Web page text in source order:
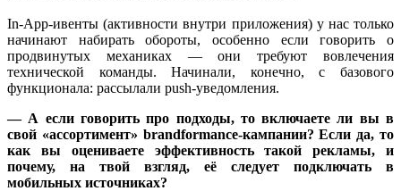
In-App-ивенты (активности внутри приложения) у нас только
начинают набирать обороты, особенно если говорить о
продвинутых механиках — они требуют вовлечения
технической команды. Начинали, конечно, с базового
функционала: рассылали push-уведомления.
— А если говорить про подходы, то включаете ли вы в
свой «ассортимент» brandformance-кампании? Если да, то
как вы оцениваете эффективность такой рекламы, и
почему, на твой взгляд, её следует подключать в
мобильных источниках?